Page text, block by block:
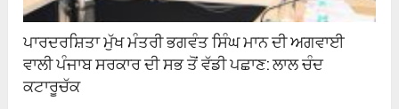
ਪਾਰਦਰਸ਼ਿਤਾ ਮੁੱਖ ਮੰਤਰੀ ਭਗਵੰਤ ਸਿੰਘ ਮਾਨ ਦੀ ਅਗਵਾਈ
ਵਾਲੀ ਪੰਜਾਬ ਸਰਕਾਰ ਦੀ ਸਭ ਤੋਂ ਵੱਡੀ ਪਛਾਣ: ਲਾਲ ਚੰਦ
ਕਟਾਰੂਚੱਕ